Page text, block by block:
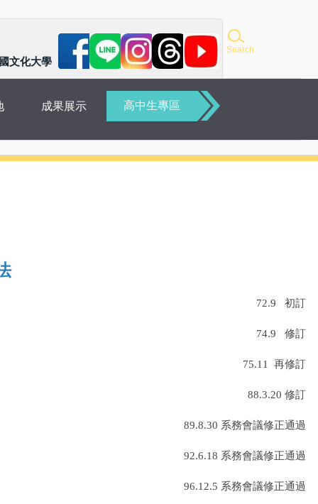
Search
文化大學
成果展示 高中生專區
72.9 初訂
74.9 修訂
75.11 再修訂
88.3.20 修訂
89.8.30 系務會議修正通過
92.6.18 系務會議修正通過
96.12.5 系務會議修正通過